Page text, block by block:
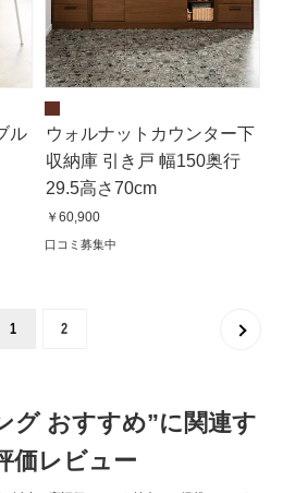
ル
ウォルナットカウンター下
収納庫 引き戸 幅150奥行
29.5高さ70cm
￥60,900
口コミ募集中
1 2
グ おすすめ”に関連す
価レビュー